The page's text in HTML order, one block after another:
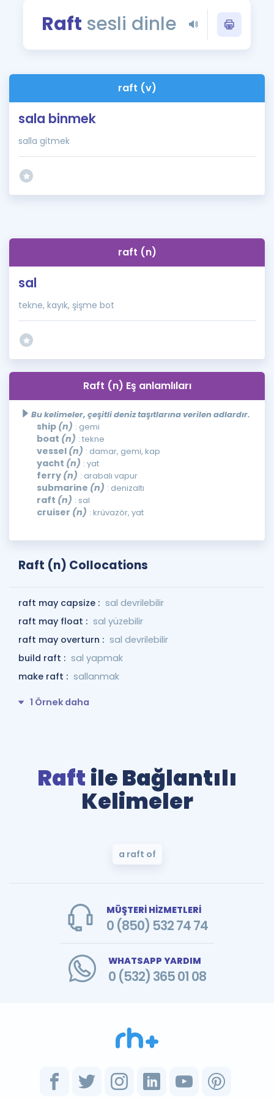
Blog
İngilizce Gramer
Raft sesli dinle
raft (v)
sala binmek
salla gitmek
raft (n)
sal
tekne, kayık, şişme bot
Raft (n) Eş anlamlıları
Bu kelimeler, çeşitli deniz taşıtlarına verilen adlardır.
ship (n) : gemi
boat (n) : tekne
vessel (n) : damar, gemi, kap
yacht (n) : yat
ferry (n) : arabalı vapur
submarine (n) : denizaltı
raft (n) : sal
cruiser (n) : krüvazör, yat
Raft (n) Collocations
raft may capsize : sal devrilebilir
raft may float : sal yüzebilir
raft may overturn : sal devrilebilir
build raft : sal yapmak
make raft : sallanmak
1 Örnek daha
Raft ile Bağlantılı
Kelimeler
a raft of
MÜŞTERİ HİZMETLERİ
0 (850) 532 74 74
WHATSAPP YARDIM
0 (532) 365 01 08